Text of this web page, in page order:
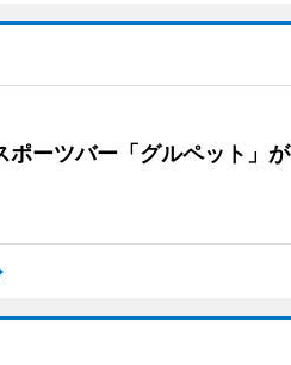
ポーツバー「グルペット」が